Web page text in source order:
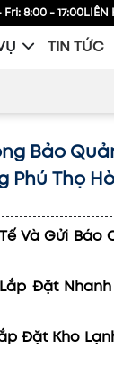
8:00 - 17:00 LIÊN
TIN TỨC
Bảo
Phú Thọ
Và Gửi Báo
Đặt Nhanh
Đặt Kho